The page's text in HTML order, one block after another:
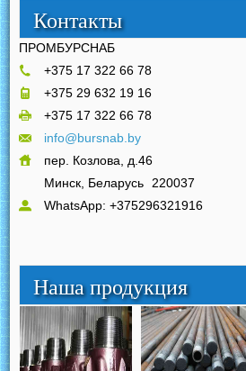
Контакты
ПРОМБУРСНАБ
+375 17 322 66 78
+375 29 632 19 16
+375 17 322 66 78
info@bursnab.by
пер. Козлова, д.46
Минск, Беларусь
220037
WhatsApp: +375296321916
Наша продукция